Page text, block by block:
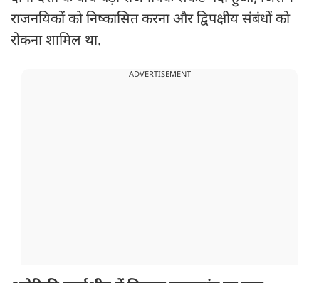
राजनयिकों को निष्कासित करना और द्विपक्षीय संबंधों को
रोकना शामिल था.
ADVERTISEMENT